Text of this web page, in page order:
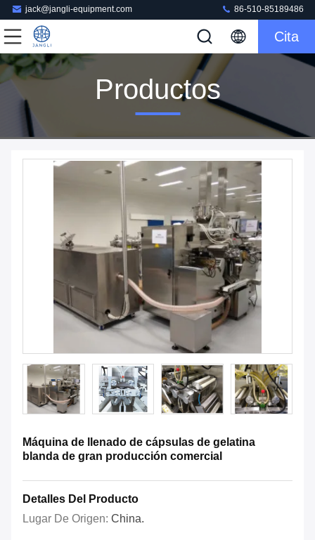
jack@jangli-equipment.com 86-510-85189486
Cita
Productos
Máquina de llenado de cápsulas de gelatina
blanda de gran producción comercial
Detalles Del Producto
Lugar De Origen: China.